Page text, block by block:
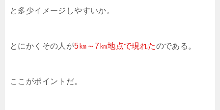
と多少イメージしやすいか。
とにかくその人が5㎞～7㎞地点で現れたのである。
ここがポイントだ。